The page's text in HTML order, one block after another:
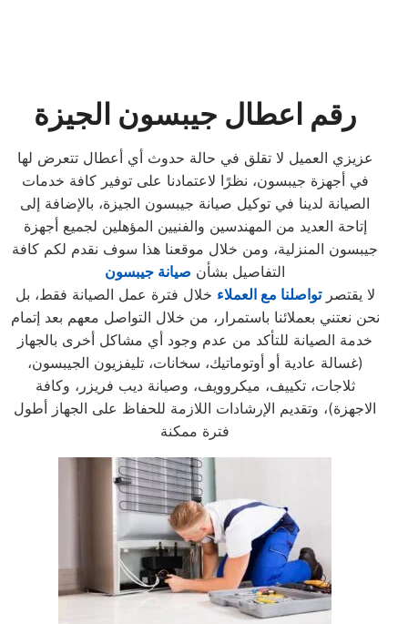
رقم اعطال جيبسون الجيزة
عزيزي العميل لا تقلق في حالة حدوث أي أعطال تتعرض لها
في أجهزة جيبسون، نظرًا لاعتمادنا على توفير كافة خدمات
الصيانة لدينا في توكيل صيانة جيبسون الجيزة، بالإضافة إلى
إتاحة العديد من المهندسين والفنيين المؤهلين لجميع أجهزة
جيبسون المنزلية، ومن خلال موقعنا هذا سوف نقدم لكم كافة
التفاصيل بشأن صيانة جيبسون
لا يقتصرتواصلنا مع العملاء خلال فترة عمل الصيانة فقط، بل
نحن نعتني بعملائنا باستمرار، من خلال التواصل معهم بعد إتمام
خدمة الصيانة للتأكد من عدم وجود أي مشاكل أخرى بالجهاز
(غسالة عادية أو أوتوماتيك، سخانات، تليفزيون الجيبسون،
ثلاجات، تكييف، ميكروويف، وصيانة ديب فريزر، وكافة
الاجهزة)، وتقديم الإرشادات اللازمة للحفاظ على الجهاز أطول
فترة ممكنة